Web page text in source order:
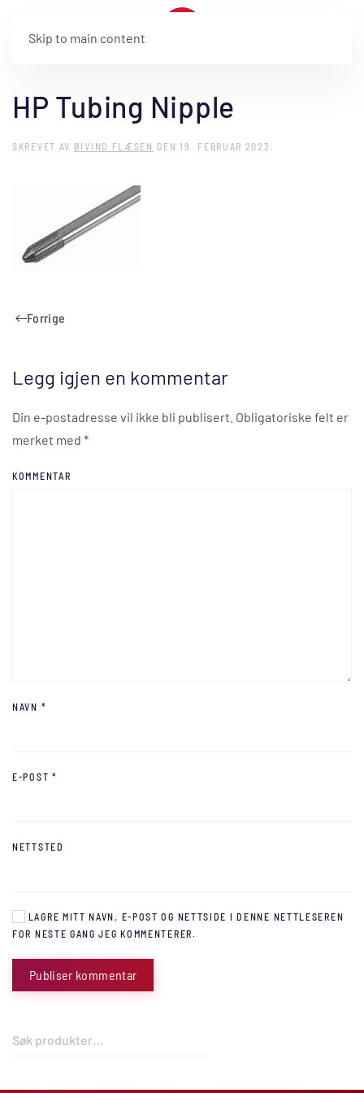
Skip to main content
HP Tubing Nipple
SKREVET AV ØIVIND FLÆSEN DEN19. FEBRUAR 2023 .
Forrige
Legg igjen en kommentar
Din e-postadresse vil ikke bli publisert. Obligatoriske felt er
merket med *
KOMMENTAR
NAVN *
E-POST *
NETTSTED
LAGRE MITT NAVN, E-POST OG NETTSIDE I DENNE NETTLESEREN
FOR NESTE GANG JEG KOMMENTERER.
Publiser kommentar
Søk